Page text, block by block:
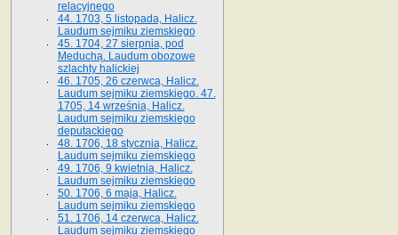
relacyjnego
44. 1703, 5 listopada, Halicz.
Laudum sejmiku ziemskiego
45. 1704, 27 sierpnia, pod
Meduchą. Laudum obozowe
szlachty halickiej
46. 1705, 26 czerwca, Halicz.
Laudum sejmiku ziemskiego. 47.
1705, 14 września, Halicz.
Laudum sejmiku ziemskiego
deputackiego
48. 1706, 18 stycznia, Halicz.
Laudum sejmiku ziemskiego
49. 1706, 9 kwietnia, Halicz.
Laudum sejmiku ziemskiego
50. 1706, 6 maja, Halicz.
Laudum sejmiku ziemskiego
51. 1706, 14 czerwca, Halicz.
Laudum sejmiku ziemskiego